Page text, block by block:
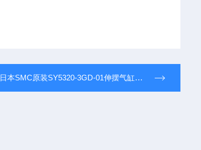
日本SMC原装SY5320-3GD-01伸摆气缸价格